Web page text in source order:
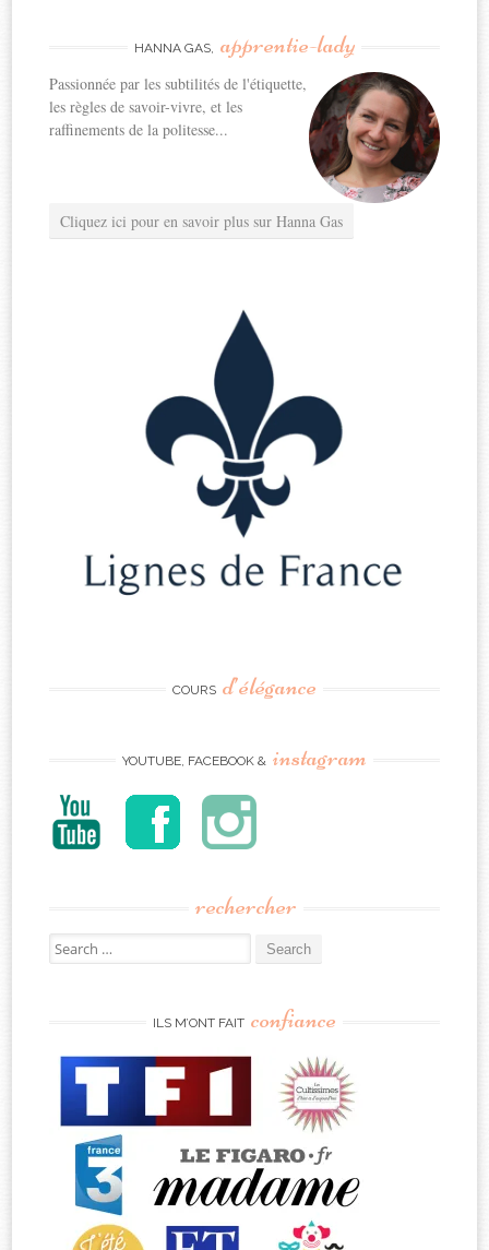
HANNA GAS, apprentie-lady
Passionnée par les subtilités de l'étiquette,
les règles de savoir-vivre, et les
raffinements de la politesse...
Cliquez ici pour en savoir plus sur Hanna Gas
COURS d’élégance
YOUTUBE, FACEBOOK & instagram
rechercher
Search
for:
ILS M’ONT FAIT confiance